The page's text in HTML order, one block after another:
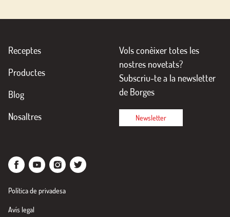
Receptes
Productes
Blog
Nosaltres
Vols conèixer totes les
nostres novetats?
Subscriu-te a la newsletter
de Borges
Newsletter
Política de privadesa
Avís legal